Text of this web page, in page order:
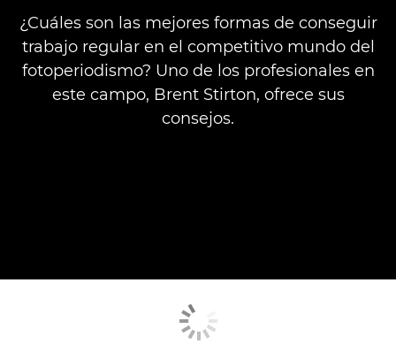
¿Cuáles son las mejores formas de conseguir
trabajo regular en el competitivo mundo del
fotoperiodismo? Uno de los profesionales en
este campo, Brent Stirton, ofrece sus
consejos.